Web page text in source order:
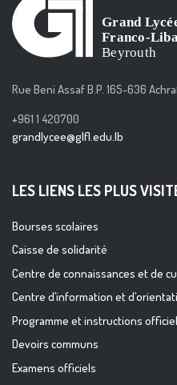
Rue Beni Assaf B.P. 165-636
+961 1 420700
grandlycee@glfl.edu.lb
LES LIENS LES PLUS
Bourses scolaires
Caisse de solidarité
Centre de connaissances et de
Centre d’information et
Programme et instructions
Devoirs communs
Examens officiels